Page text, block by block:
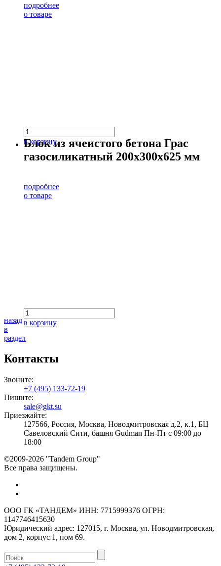
подробнее
о товаре
в корзину
Блок из ячеистого бетона Грас
газосиликатный 200х300х625 мм
подробнее
о товаре
в корзину
назад
в
раздел
Контакты
Звоните:
+7 (495) 133-72-19
Пишите:
sale@gkt.su
Приезжайте:
127566, Россия, Москва, Новодмитровская д.2, к.1, БЦ
Савеловский Сити, башня Gudman Пн-Пт с 09:00 до
18:00
©2009-2026 "Tandem Group"
Все права защищены.
ООО ГК «ТАНДЕМ» ИНН: 7715999376 ОГРН:
1147746415630
Юридический адрес: 127015, г. Москва, ул. Новодмитровская,
дом 2, корпус 1, пом 69.